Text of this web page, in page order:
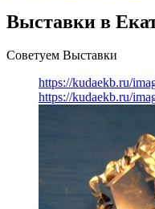
Выставки в
Советуем Выставки
https://kudaekb.ru/
https://kudaekb.ru/